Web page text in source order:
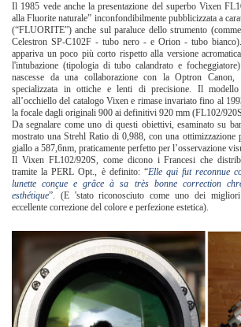
Il 1985 vede anche la presentazione del superbo Vixen
alla Fluorite naturale” inconfondibilmente pubblicizzata a
(“FLUORITE”) anche sul paraluce dello strumento
Celestron SP-C102F - tubo nero - e Orion - tubo
appariva un poco più corto rispetto alla versione
l'intubazione (tipologia di tubo calandrato e
nascesse da una collaborazione con la Optron
specializzata in ottiche e lenti di precisione. Il
all’occhiello del catalogo Vixen e rimase invariato fino al
la focale dagli originali 900 ai definitivi 920 mm (FL102/
Da segnalare come uno di questi obiettivi, esaminato su
mostrato una Strehl Ratio di 0,988, con una
giallo a 587,6nm, praticamente perfetto per l’osservazione
Il Vixen FL102/920S, come dicono i Francesi che
tramite la PERL Opt., è definito: “Elle qui fut reconnue
lunette conçue e grâce à sa très bonne correction
esthétique”. (E 'stato riconosciuto come uno dei
eccellente correzione del colore e perfezione estetica).